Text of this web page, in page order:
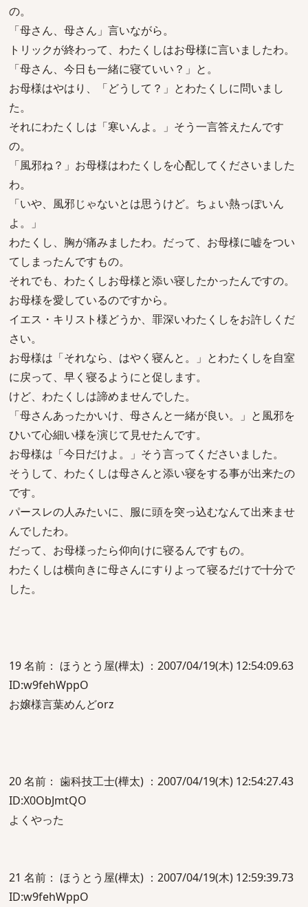
の。
「母さん、母さん」言いながら。
トリックが終わって、わたくしはお母様に言いましたわ。
「母さん、今日も一緒に寝ていい？」と。
お母様はやはり、「どうして？」とわたくしに問いまし
た。
それにわたくしは「寒いんよ。」そう一言答えたんです
の。
「風邪ね？」お母様はわたくしを心配してくださいました
わ。
「いや、風邪じゃないとは思うけど。ちょい熱っぽいん
よ。」
わたくし、胸が痛みましたわ。だって、お母様に嘘をつい
てしまったんですもの。
それでも、わたくしお母様と添い寝したかったんですの。
お母様を愛しているのですから。
イエス・キリスト様どうか、罪深いわたくしをお許しくだ
さい。
お母様は「それなら、はやく寝んと。」とわたくしを自室
に戻って、早く寝るようにと促します。
けど、わたくしは諦めませんでした。
「母さんあったかいけ、母さんと一緒が良い。」と風邪を
ひいて心細い様を演じて見せたんです。
お母様は「今日だけよ。」そう言ってくださいました。
そうして、わたくしは母さんと添い寝をする事が出来たの
です。
パースレの人みたいに、服に頭を突っ込むなんて出来ませ
んでしたわ。
だって、お母様ったら仰向けに寝るんですもの。
わたくしは横向きに母さんにすりよって寝るだけで十分で
した。
19 名前： ほうとう屋(樺太) ：2007/04/19(木) 12:54:09.63
ID:w9fehWppO
お嬢様言葉めんどorz
20 名前： 歯科技工士(樺太) ：2007/04/19(木) 12:54:27.43
ID:X0ObJmtQO
よくやった
21 名前： ほうとう屋(樺太) ：2007/04/19(木) 12:59:39.73
ID:w9fehWppO